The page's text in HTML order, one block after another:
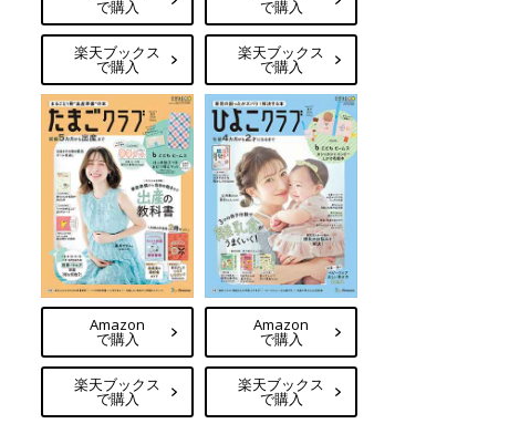
で購入
楽天ブックス
で購入
で購入
楽天ブックス
で購入
Amazon
で購入
楽天ブックス
で購入
Amazon
で購入
楽天ブックス
で購入